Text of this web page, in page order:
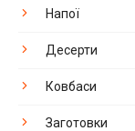
Напої
Десерти
Ковбаси
Заготовки